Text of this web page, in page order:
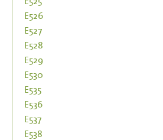
E526
E527
E528
E529
E530
E535
E536
E537
E538